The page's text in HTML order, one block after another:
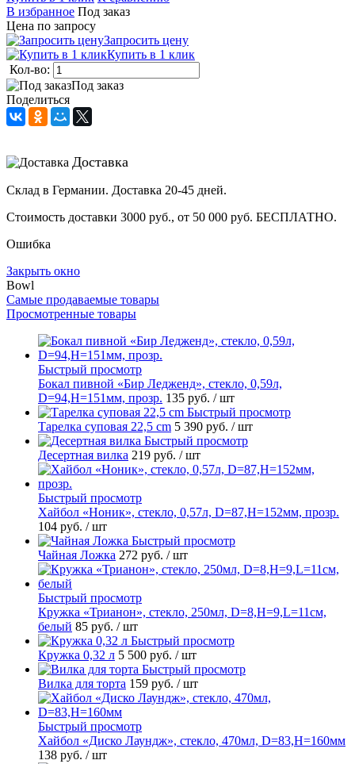
В избранное Под заказ
Цена по запросу
Запросить цену
Купить в 1 клик
Кол-во:
Под заказ
Поделиться
Доставка
Склад в Германии. Доставка 20-45 дней.
Стоимость доставки 3000 руб., от 50 000 руб. БЕСПЛАТНО.
Ошибка
Закрыть окно
Bowl
Самые продаваемые товары
Просмотренные товары
Быстрый просмотр
Бокал пивной «Бир Ледженд», стекло, 0,59л,
D=94,H=151мм, прозр. 135 руб. / шт
Быстрый просмотр
Тарелка суповая 22,5 cm 5 390 руб. / шт
Быстрый просмотр
Десертная вилка 219 руб. / шт
Быстрый просмотр
Хайбол «Ноник», стекло, 0,57л, D=87,H=152мм, прозр.
104 руб. / шт
Быстрый просмотр
Чайная Ложка 272 руб. / шт
Быстрый просмотр
Кружка «Трианон», стекло, 250мл, D=8,H=9,L=11см,
белый 85 руб. / шт
Быстрый просмотр
Кружка 0,32 л 5 500 руб. / шт
Быстрый просмотр
Вилка для торта 159 руб. / шт
Быстрый просмотр
Хайбол «Диско Лаундж», стекло, 470мл, D=83,H=160мм
138 руб. / шт